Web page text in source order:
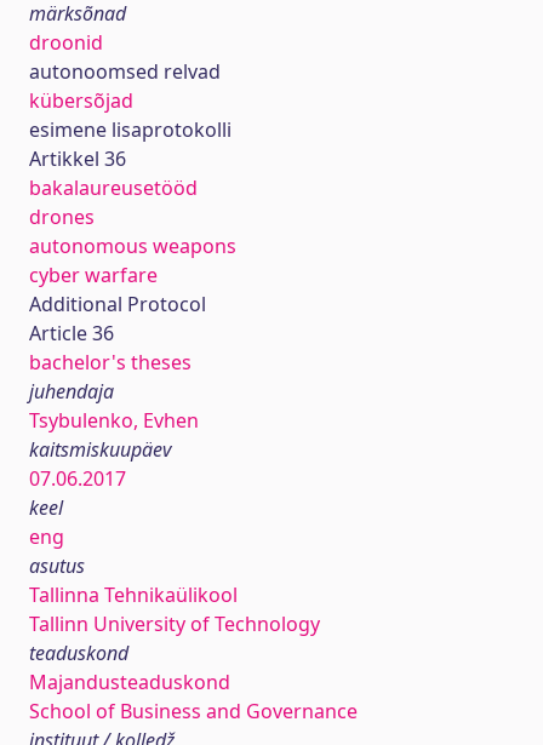
märksõnad
droonid
autonoomsed relvad
kübersõjad
esimene lisaprotokolli
Artikkel 36
bakalaureusetööd
drones
autonomous weapons
cyber warfare
Additional Protocol
Article 36
bachelor's theses
juhendaja
Tsybulenko, Evhen
kaitsmiskuupäev
07.06.2017
keel
eng
asutus
Tallinna Tehnikaülikool
Tallinn University of Technology
teaduskond
Majandusteaduskond
School of Business and Governance